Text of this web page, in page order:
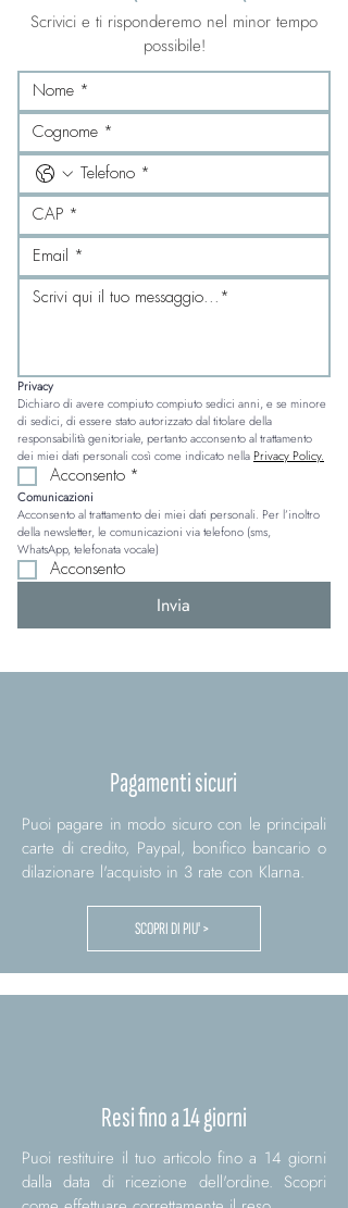
Scrivici e ti risponderemo nel minor tempo
possibile!
Privacy
Dichiaro di avere compiuto compiuto sedici anni, e se minore
di sedici, di essere stato autorizzato dal titolare della
responsabilità genitoriale, pertanto acconsento al trattamento
dei miei dati personali così come indicato nella Privacy Policy.
Acconsento *
Comunicazioni
Acconsento al trattamento dei miei dati personali. Per l’inoltro
della newsletter, le comunicazioni via telefono (sms,
WhatsApp, telefonata vocale)
Acconsento
Invia
Pagamenti sicuri
Puoi pagare in modo sicuro con le principali
carte di credito, Paypal, bonifico bancario o
dilazionare l'acquisto in 3 rate con Klarna.
SCOPRI DI PIU' >
Resi fino a 14 giorni
Puoi restituire il tuo articolo fino a 14 giorni
dalla data di ricezione dell'ordine. Scopri